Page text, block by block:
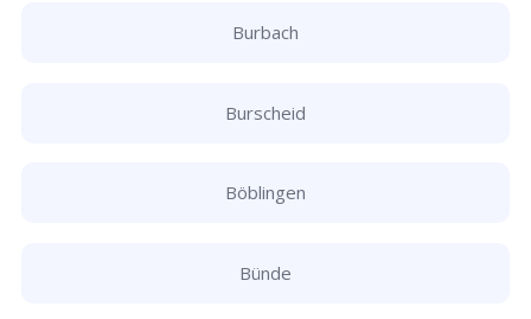
Burbach
Burscheid
Böblingen
Bünde